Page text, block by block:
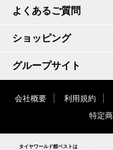
よくあるご質問
ショッピング
グループサイト
会社概要 利用規約
特定
タイヤワールド館ベストは